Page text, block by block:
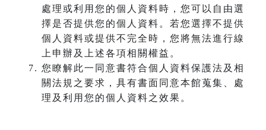
處理或利用您的個人資料時，您可以自由選
擇是否提供您的個人資料。若您選擇不提供
個人資料或提供不完全時，您將無法進行線
上申辦及上述各項相關權益。
您瞭解此一同意書符合個人資料保護法及相
關法規之要求，具有書面同意本館蒐集、處
理及利用您的個人資料之效果。